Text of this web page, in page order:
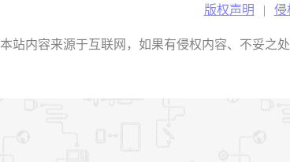
版权声明 | 侵
本站内容来源于互联网，如果有侵权内容、不妥之